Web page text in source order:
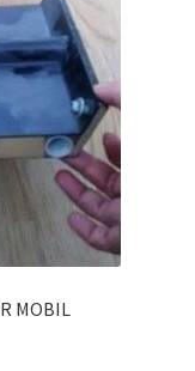
MOBIL